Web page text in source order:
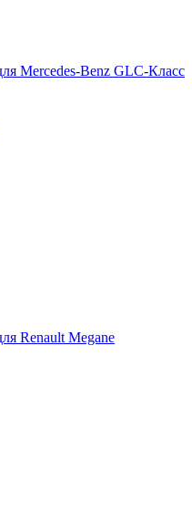
Mercedes-Benz GLC-Класс
Renault Megane